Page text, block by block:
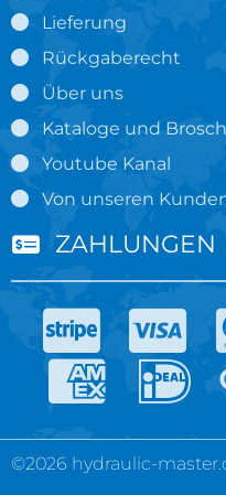
Lieferung
Rückgaberecht
Über uns
Kataloge und
Youtube Kanal
Von unseren
ZAHLUNGEN
©2026 hydraulic-